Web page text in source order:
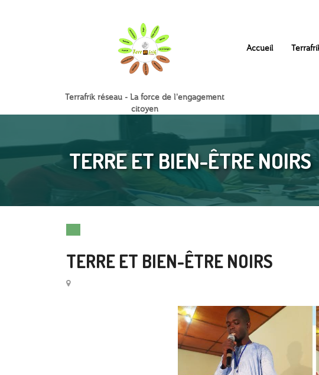
Terrafrik réseau - La force de l'engagement
citoyen
Accueil
TERRE ET BIEN-ÊTRE NOIRS
TERRE ET BIEN-ÊTRE NOIRS